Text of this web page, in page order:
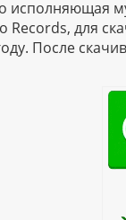
исполняющая
Records, для
После